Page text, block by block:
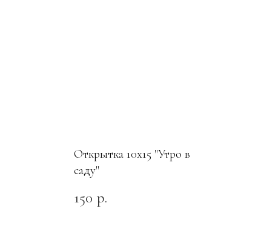
Открытка 10х15 "Утро в
саду"
150 р.